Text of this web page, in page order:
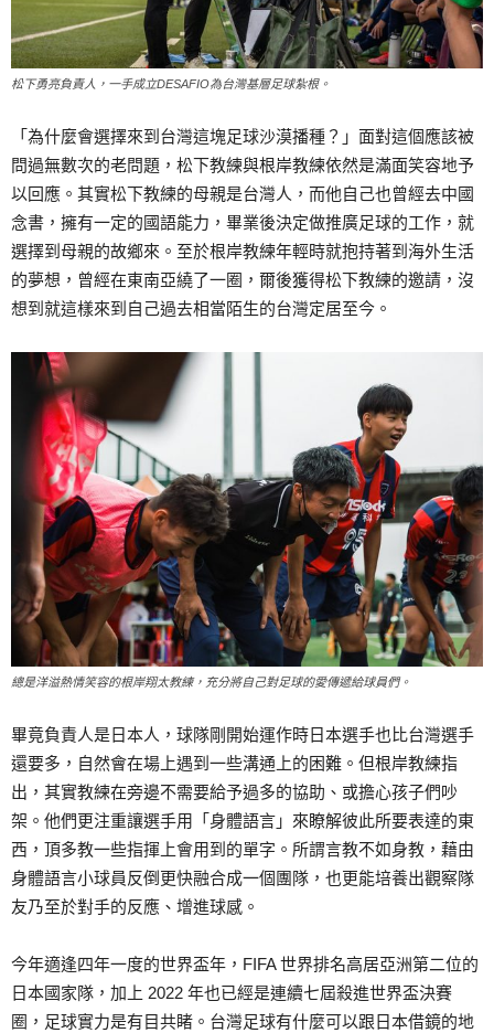
松下勇亮負責人，一手成立DESAFIO為台灣基層足球紮根。
「為什麼會選擇來到台灣這塊足球沙漠播種？」面對這個應該被
問過無數次的老問題，松下教練與根岸教練依然是滿面笑容地予
以回應。其實松下教練的母親是台灣人，而他自己也曾經去中國
念書，擁有一定的國語能力，畢業後決定做推廣足球的工作，就
選擇到母親的故鄉來。至於根岸教練年輕時就抱持著到海外生活
的夢想，曾經在東南亞繞了一圈，爾後獲得松下教練的邀請，沒
想到就這樣來到自己過去相當陌生的台灣定居至今。
總是洋溢熱情笑容的根岸翔太教練，充分將自己對足球的愛傳遞給球員們。
畢竟負責人是日本人，球隊剛開始運作時日本選手也比台灣選手
還要多，自然會在場上遇到一些溝通上的困難。但根岸教練指
出，其實教練在旁邊不需要給予過多的協助、或擔心孩子們吵
架。他們更注重讓選手用「身體語言」來瞭解彼此所要表達的東
西，頂多教一些指揮上會用到的單字。所謂言教不如身教，藉由
身體語言小球員反倒更快融合成一個團隊，也更能培養出觀察隊
友乃至於對手的反應、增進球感。
今年適逢四年一度的世界盃年，FIFA 世界排名高居亞洲第二位的
日本國家隊，加上 2022 年也已經是連續七屆殺進世界盃決賽
圈，足球實力是有目共睹。台灣足球有什麼可以跟日本借鏡的地